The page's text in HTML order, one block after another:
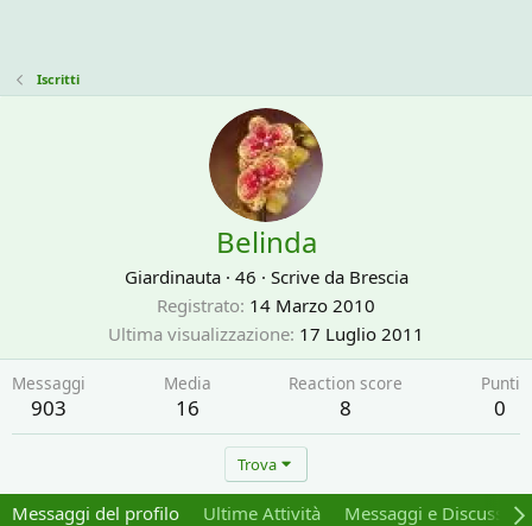
Iscritti
Belinda
Giardinauta · 46 · Scrive da Brescia
Registrato 14 Marzo 2010
Ultima visualizzazione 17 Luglio 2011
Messaggi
903
Media
16
Reaction score
8
Punti
0
Trova
Messaggi del profilo Ultime Attività Messaggi e